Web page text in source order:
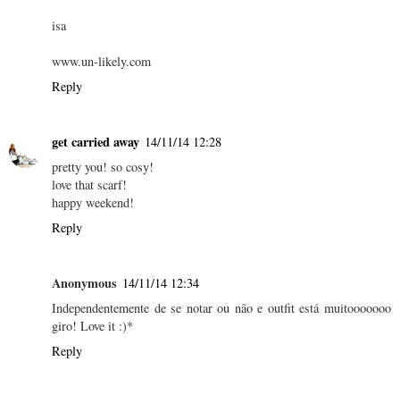
isa
www.un-likely.com
Reply
get carried away 14/11/14 12:28
pretty you! so cosy!
love that scarf!
happy weekend!
Reply
Anonymous 14/11/14 12:34
Independentemente de se notar ou não e outfit está muitooooooo
giro! Love it :)*
Reply